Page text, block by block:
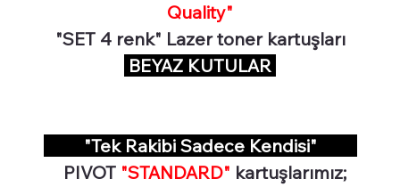
Quality"
"SET 4 renk" Lazer toner kartuşları
BEYAZ KUTULAR
"Tek Rakibi Sadece Kendisi"
PIVOT "STANDARD" kartuşlarımız;